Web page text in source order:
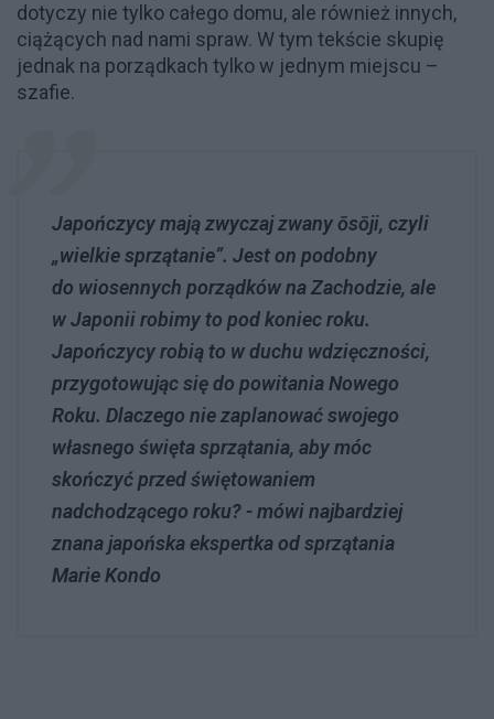
dotyczy nie tylko całego domu, ale również innych,
ciążących nad nami spraw. W tym tekście skupię
jednak na porządkach tylko w jednym miejscu –
szafie.
Japończycy mają zwyczaj zwany ōsōji, czyli
„wielkie sprzątanie”. Jest on podobny
do wiosennych porządków na Zachodzie, ale
w Japonii robimy to pod koniec roku.
Japończycy robią to w duchu wdzięczności,
przygotowując się do powitania Nowego
Roku. Dlaczego nie zaplanować swojego
własnego święta sprzątania, aby móc
skończyć przed świętowaniem
nadchodzącego roku? - mówi najbardziej
znana japońska ekspertka od sprzątania
Marie Kondo